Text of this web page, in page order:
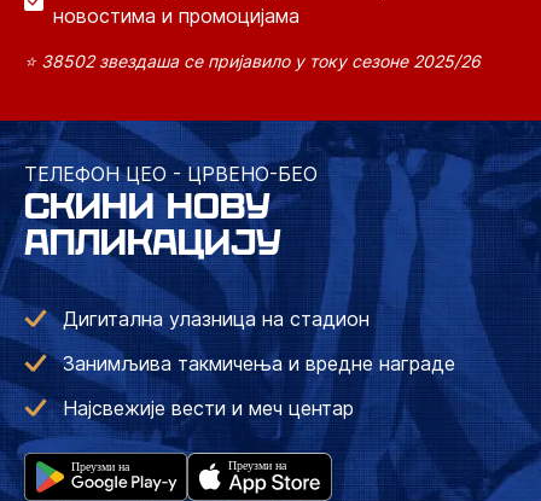
новостима и промоцијама
⭐ 38502 звездаша се пријавило у току сезоне 2025/26
ТЕЛЕФОН ЦЕО - ЦРВЕНО-БЕО
СКИНИ НОВУ
АПЛИКАЦИЈУ
Дигитална улазница на стадион
Занимљива такмичења и вредне награде
Најсвежије вести и меч центар